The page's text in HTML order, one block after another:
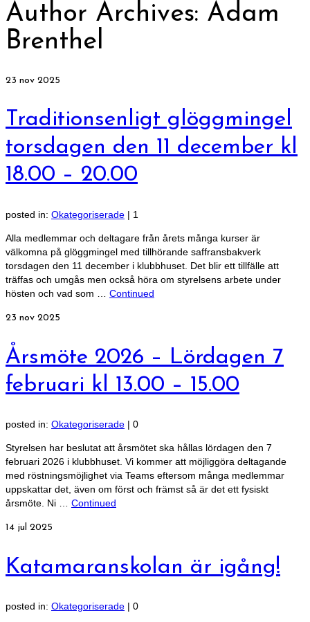
Author Archives: Adam
Brenthel
23 nov 2025
Traditionsenligt glöggmingel
torsdagen den 11 december kl
18.00 – 20.00
posted in: Okategoriserade | 1
Alla medlemmar och deltagare från årets många kurser är
välkomna på glöggmingel med tillhörande saffransbakverk
torsdagen den 11 december i klubbhuset. Det blir ett tillfälle att
träffas och umgås men också höra om styrelsens arbete under
hösten och vad som … Continued
23 nov 2025
Årsmöte 2026 – Lördagen 7
februari kl 13.00 – 15.00
posted in: Okategoriserade | 0
Styrelsen har beslutat att årsmötet ska hållas lördagen den 7
februari 2026 i klubbhuset. Vi kommer att möjliggöra deltagande
med röstningsmöjlighet via Teams eftersom många medlemmar
uppskattar det, även om först och främst så är det ett fysiskt
årsmöte. Ni … Continued
14 jul 2025
Katamaranskolan är igång!
posted in: Okategoriserade | 0